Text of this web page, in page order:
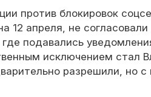
против блокировок
12 апреля, не
где подавались
исключением стал
разрешили, но